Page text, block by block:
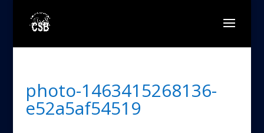
photo-1463415268136-
e52a5af54519